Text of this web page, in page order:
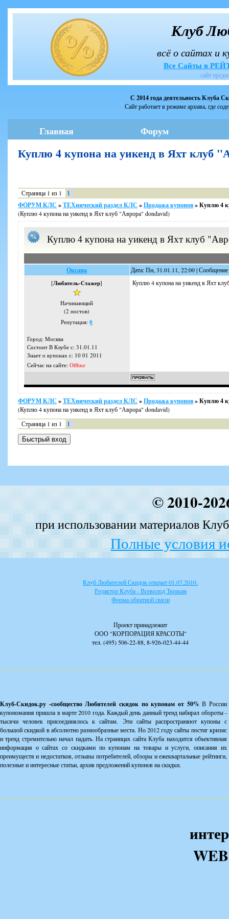
Клуб
всё о сайтах и
Все Сайты в
сайт
С 2014 года деятельность Клуба
Сайт работает в режиме архива, где
Главная Форум
Куплю 4 купона на уикенд в Яхт
Страница 1 из 1
1
ФОРУМ КЛС »ТЕХнический раздел КЛС »Продажа купонов»Куплю 4
(Куплю 4 купона на уикенд в Яхт клуб "Аврора" dondavid)
Куплю 4 купона на уикенд в Яхт клуб
Оксана Дата: Пн, 31.01.11, 22:00 |
[Любитель-Стажер]
Начинающий
(2 постов)
Репутация:0
Город: Москва
Состоит В Клубе с: 31.01.11
Знает о купонах с: 10 01 2011
Сейчас на сайте: Offline
Куплю 4 купона на уикенд в Яхт
ФОРУМ КЛС »ТЕХнический раздел КЛС »Продажа купонов»Куплю 4
(Куплю 4 купона на уикенд в Яхт клуб "Аврора" dondavid)
Страница 1 из 1 1
© 2010-
при использовании материалов
Полные условия
Клуб Любителей Скидок открыт 01.07.2010.
Редактор Клуба - Всеволод Тюркин
Форма обратной связи
Проект принадлежит
ООО "КОРПОРАЦИЯ КРАСОТЫ"
тел. (495) 506-22-88, 8-926-023-44-44
Клуб-Скидок.ру -сообщество Любителей скидок по купонам от 50%В России
купономания пришла в марте 2010 года. Каждый день данный тренд набирал обороты -
тысячи человек присоединялось к сайтам. Эти сайты распространяют купоны с
большой скидкой в абсолютно разнообразные места. Но 2012 году сайты постиг кризис
и тренд стремительно начал падать. На страницах сайта Клуба находится объективная
информация о сайтах со скидками по купонам на товары и услуги, описания их
преимуществ и недостатков, отзывы потребителей, обзоры и ежеквартальные рейтинги,
полезные и интересные статьи, архив предложений купонов на скидки.